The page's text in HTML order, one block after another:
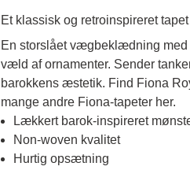
Et klassisk og retroinspireret
En storslået vægbeklædning med
væld af ornamenter. Sender
barokkens æstetik. Find Fiona
mange andre Fiona-tapeter her.
Lækkert barok-inspireret
Non-woven kvalitet
Hurtig opsætning